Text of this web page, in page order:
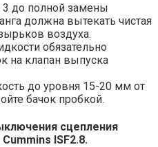
до полной замены
должна вытекать чистая
воздуха.
обязательно
на клапан выпуска
до уровня 15-20 мм от
бачок пробкой.
сцепления
ISF2.8.